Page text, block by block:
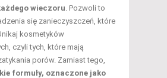
wieczoru. Pozwoli to
się zanieczyszczeń, które
kosmetyków
czyli tych, które mają
porów. Zamiast tego,
formuły, oznaczone jako